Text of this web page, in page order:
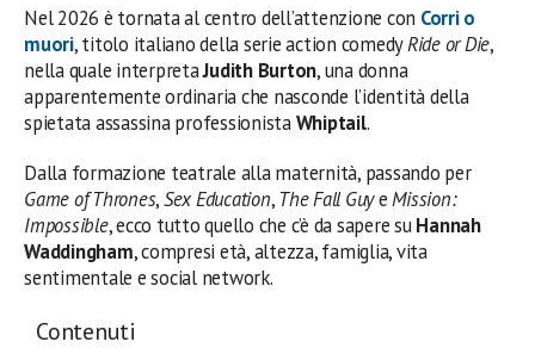
Nel 2026 è tornata al centro dell’attenzione con Corri o
muori, titolo italiano della serie action comedyRide or Die,
nella quale interpretaJudith Burton, una donna
apparentemente ordinaria che nasconde l’identità della
spietata assassina professionistaWhiptail.
Dalla formazione teatrale alla maternità, passando per
Game of Thrones,Sex Education, The Fall GuyeMission:
Impossible, ecco tutto quello che c’è da sapere suHannah
Waddingham, compresi età, altezza, famiglia, vita
sentimentale e social network.
Contenuti